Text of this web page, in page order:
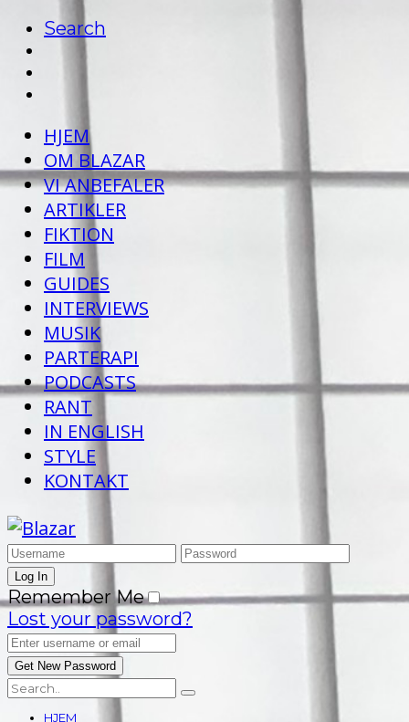
Search
HJEM
OM BLAZAR
VI ANBEFALER
ARTIKLER
FIKTION
FILM
GUIDES
INTERVIEWS
MUSIK
PARTERAPI
PODCASTS
RANT
IN ENGLISH
STYLE
KONTAKT
Remember Me
Lost your password?
HJEM